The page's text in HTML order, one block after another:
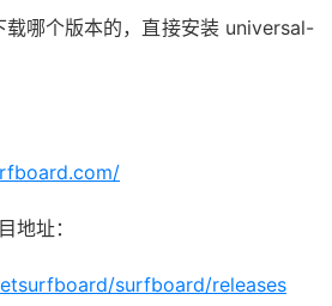
哪个版本的，直接安装 universal-
址：
surfboard/releases